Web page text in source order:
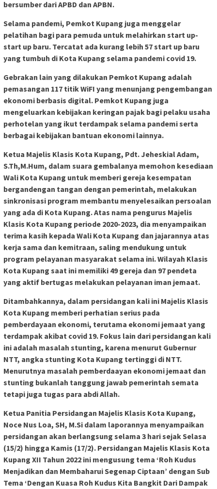
bersumber dari APBD dan APBN.
Selama pandemi, Pemkot Kupang juga menggelar
pelatihan bagi para pemuda untuk melahirkan start up-
start up baru. Tercatat ada kurang lebih 57 start up baru
yang tumbuh di Kota Kupang selama pandemi covid 19.
Gebrakan lain yang dilakukan Pemkot Kupang adalah
pemasangan 117 titik WiFI yang menunjang pengembangan
ekonomi berbasis digital. Pemkot Kupang juga
mengeluarkan kebijakan keringan pajak bagi pelaku usaha
perhotelan yang ikut terdampak selama pandemi serta
berbagai kebijakan bantuan ekonomi lainnya.
Ketua Majelis Klasis Kota Kupang, Pdt. Jeheskial Adam,
S.Th,M.Hum, dalam suara gembalanya memohon kesediaan
Wali Kota Kupang untuk memberi gereja kesempatan
bergandengan tangan dengan pemerintah, melakukan
sinkronisasi program membantu menyelesaikan persoalan
yang ada di Kota Kupang. Atas nama pengurus Majelis
Klasis Kota Kupang periode 2020-2023, dia menyampaikan
terima kasih kepada Wali Kota Kupang dan jajarannya atas
kerja sama dan kemitraan, saling mendukung untuk
program pelayanan masyarakat selama ini. Wilayah Klasis
Kota Kupang saat ini memiliki 49 gereja dan 97 pendeta
yang aktif bertugas melakukan pelayanan iman jemaat.
Ditambahkannya, dalam persidangan kali ini Majelis Klasis
Kota Kupang memberi perhatian serius pada
pemberdayaan ekonomi, terutama ekonomi jemaat yang
terdampak akibat covid 19. Fokus lain dari persidangan kali
ini adalah masalah stunting, karena menurut Gubernur
NTT, angka stunting Kota Kupang tertinggi di NTT.
Menurutnya masalah pemberdaayan ekonomi jemaat dan
stunting bukanlah tanggung jawab pemerintah semata
tetapi juga tugas para abdi Allah.
Ketua Panitia Persidangan Majelis Klasis Kota Kupang,
Noce Nus Loa, SH, M.Si dalam laporannya menyampaikan
persidangan akan berlangsung selama 3 hari sejak Selasa
(15/2) hingga Kamis (17/2). Persidangan Majelis Klasis Kota
Kupang XII Tahun 2022 ini mengusung tema ‘Roh Kudus
Menjadikan dan Membaharui Segenap Ciptaan’ dengan Sub
Tema ‘Dengan Kuasa Roh Kudus Kita Bangkit Dari Dampak